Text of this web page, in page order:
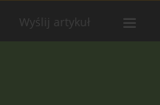
Wyślij artykuł